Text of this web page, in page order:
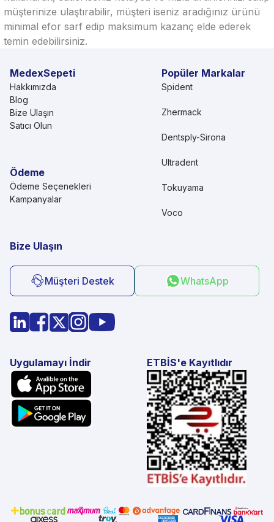
müşterinize ulaştırabilir, müşteri iseniz aradığınız ürünü
minimal efor sarf edip maksimum kazanç elde ederek
temin edebilirsiniz.
MedexSepeti
Hakkımızda
Blog
Bize Ulaşın
Satıcı Olun
Ödeme
Ödeme Seçenekleri
Kampanyalar
Popüler Markalar
Spident
Zhermack
Dentsply-Sirona
Ultradent
Tokuyama
Voco
Bize Ulaşın
Müşteri Destek WhatsApp
Uygulamayı İndir ETBİS'e Kayıtlıdır